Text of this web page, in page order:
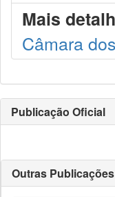
Mais
Câmara
Publicação Oficial
Outras Publicações